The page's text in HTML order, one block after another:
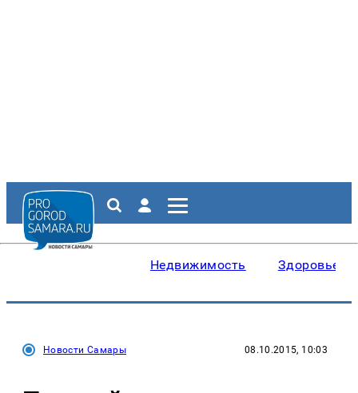
Недвижимость Здоровье
Новости Самары 08.10.2015, 10:03